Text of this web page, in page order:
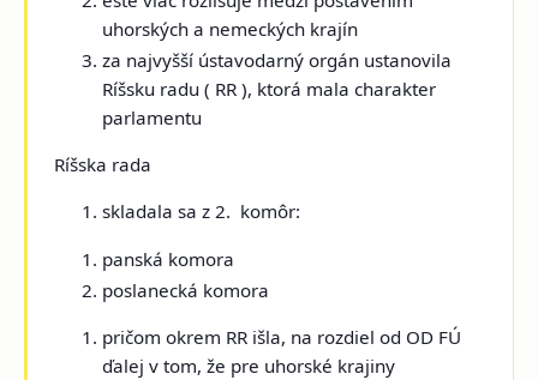
uhorských a nemeckých krajín
za najvyšší ústavodarný orgán ustanovila
Ríšsku radu( RR ), ktorá mala charakter
parlamentu
Ríšska rada
skladala sa z2. komôr:
panská komora
poslanecká komora
pričom okrem RR išla, na rozdiel od OD FÚ
ďalej v tom, že pre uhorské krajiny